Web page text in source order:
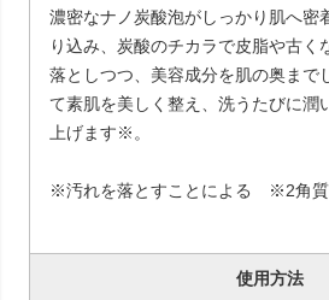
濃密なナノ炭酸泡がしっかり肌へ密
り込み、炭酸のチカラで皮脂や古く
落としつつ、美容成分を肌の奥ま
て素肌を美しく整え、洗うたびに潤
上げます※。
※汚れを落とすことによる ※2角質
使用方法